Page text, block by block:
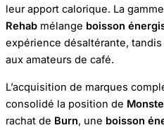
leur apport calorique. La gamme
Rehab mélange boisson
expérience désaltérante, tandis
aux amateurs de café.
L’acquisition de marques
consolidé la position de
rachat de Burn, une boisson